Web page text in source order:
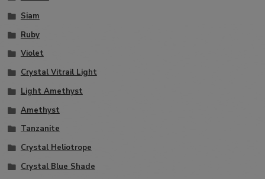
Siam
Ruby
Violet
Crystal Vitrail Light
Light Amethyst
Amethyst
Tanzanite
Crystal Heliotrope
Crystal Blue Shade